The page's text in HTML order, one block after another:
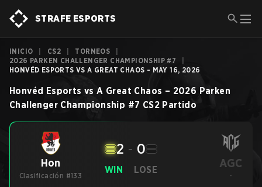
STRAFE ESPORTS
INICIO CS2 TORNEOS
2026 PARKEN CHALLENGER CHAMPIONSHIP #7
HONVÉD ESPORTS VS A GREAT CHAOS - MAY 16, 2026
Honvéd Esports vs A Great Chaos – 2026 Parken
Challenger Championship #7 CS2 Partido
Hon
Clasificación #133
WIN
2 - 0
LOSE AGC
-